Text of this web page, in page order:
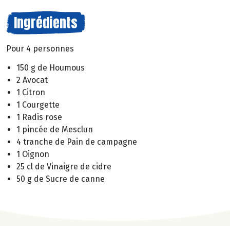
Ingrédients
Pour 4 personnes
150 g de Houmous
2 Avocat
1 Citron
1 Courgette
1 Radis rose
1 pincée de Mesclun
4 tranche de Pain de campagne
1 Oignon
25 cl de Vinaigre de cidre
50 g de Sucre de canne